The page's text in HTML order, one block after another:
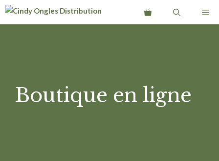
Aller
Boutique en ligne